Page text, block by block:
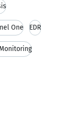
One EDR